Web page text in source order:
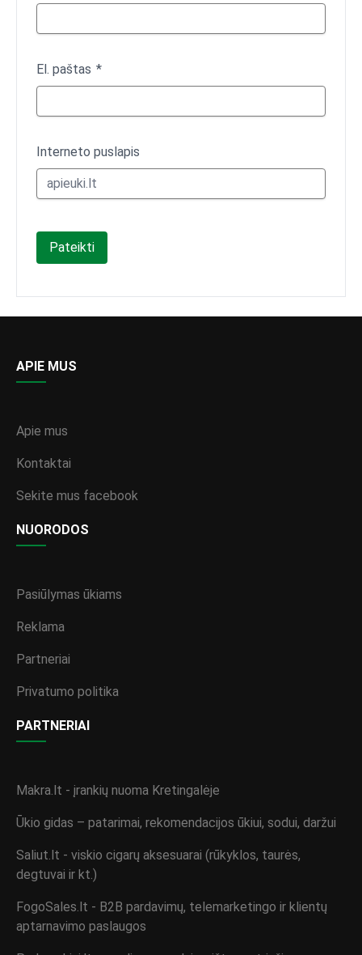
El. paštas
Interneto puslapis
Pateikti
APIE MUS
Apie mus
Kontaktai
Sekite mus facebook
NUORODOS
Pasiūlymas ūkiams
Reklama
Partneriai
Privatumo politika
PARTNERIAI
Makra.lt - įrankių nuoma Kretingalėje
Ūkio gidas – patarimai, rekomendacijos ūkiui, sodui, daržui
Saliut.lt - viskio cigarų aksesuarai (rūkyklos, taurės,
degtuvai ir kt.)
FogoSales.lt - B2B pardavimų, telemarketingo ir klientų
aptarnavimo paslaugos